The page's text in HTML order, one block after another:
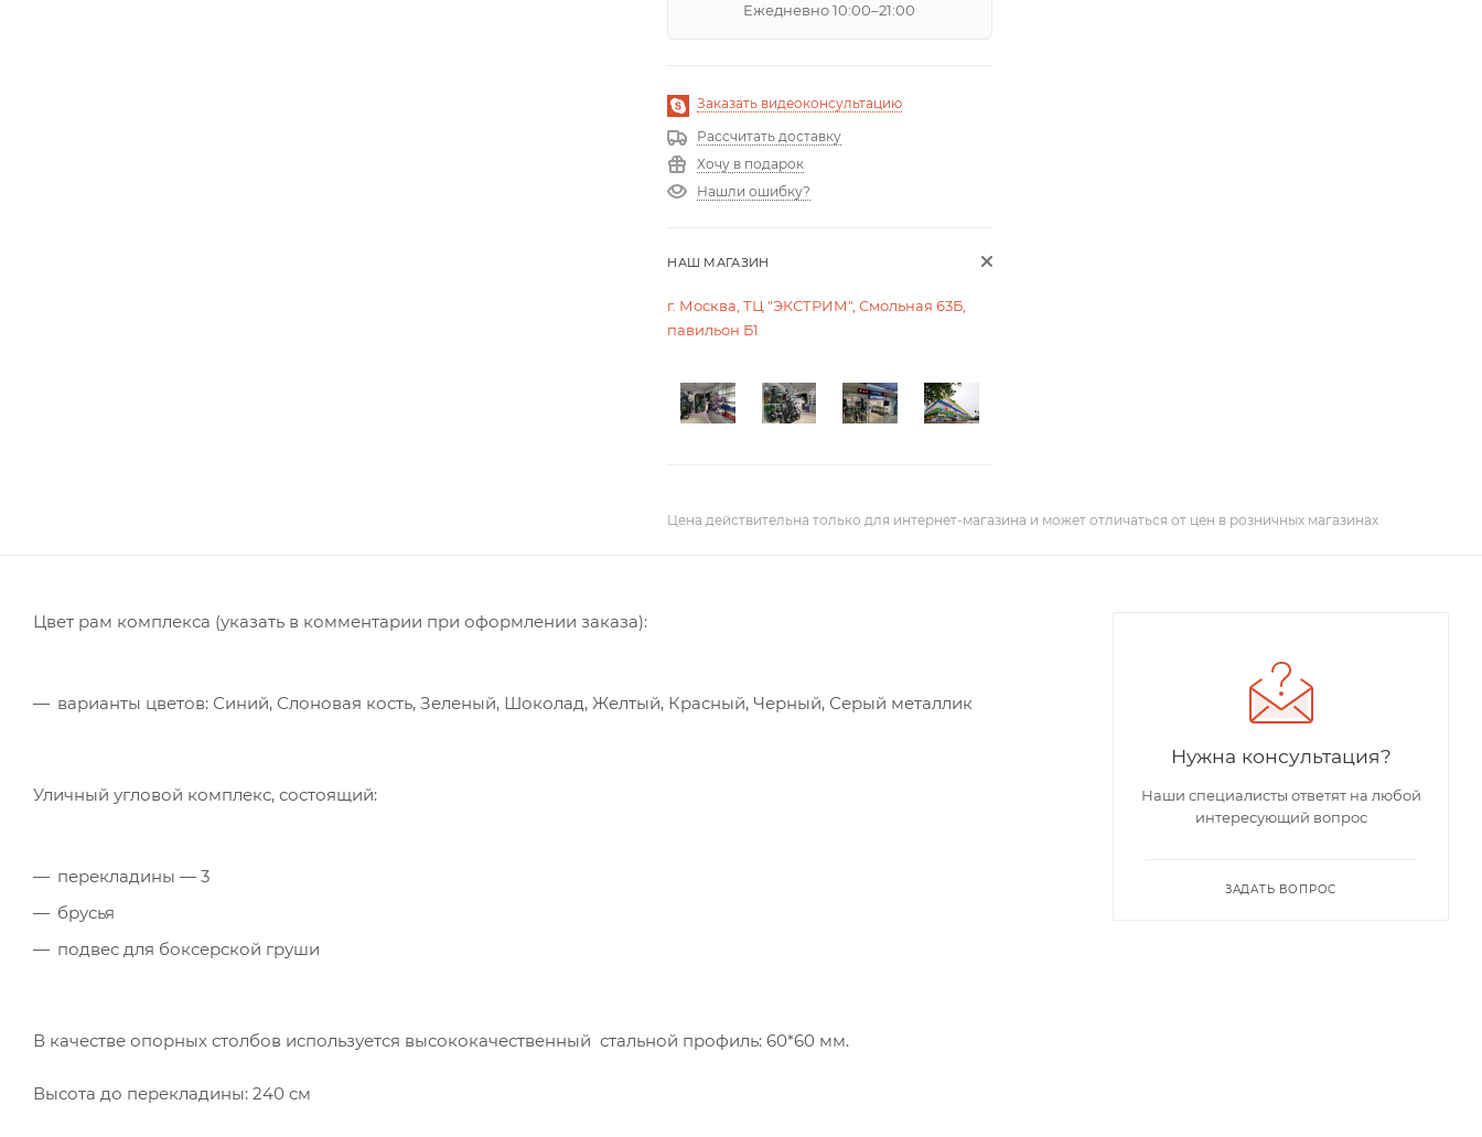
Ежедневно 10:00–21:00
Заказать видеоконсультацию
Рассчитать доставку
Хочу в подарок
Нашли ошибку?
НАШ МАГАЗИН
г. Москва, ТЦ "ЭКСТРИМ", Смольная 63Б,
павильон Б1
Цена действительна только для интернет-магазина и может отличаться от цен в розничных магазинах
Цвет рам комплекса (указать в комментарии при оформлении заказа):
варианты цветов: Синий, Слоновая кость, Зеленый, Шоколад, Желтый, Красный, Черный, Серый металлик
Уличный угловой комплекс, состоящий:
перекладины — 3
брусья
подвес для боксерской груши
В качестве опорных столбов используется высококачественный стальной профиль: 60*60 мм.
Высота до перекладины: 240 см
Нужна консультация?
Наши специалисты ответят на любой
интересующий вопрос
ЗАДАТЬ ВОПРОС